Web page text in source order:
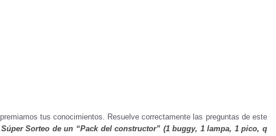
tus conocimientos. Resuelve correctamente las preguntas de este
Súper Sorteo de un “Pack del constructor” (1 buggy, 1 lampa, 1 pico, q